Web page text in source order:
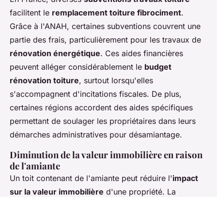
facilitent le remplacement toiture fibrociment.
Grâce à l'ANAH, certaines subventions couvrent une
partie des frais, particulièrement pour les travaux de
rénovation énergétique. Ces aides financières
peuvent alléger considérablement le budget
rénovation toiture, surtout lorsqu'elles
s'accompagnent d'incitations fiscales. De plus,
certaines régions accordent des aides spécifiques
permettant de soulager les propriétaires dans leurs
démarches administratives pour désamiantage.
Diminution de la valeur immobilière en raison
de l'amiante
Un toit contenant de l'amiante peut réduire l'impact
sur la valeur immobilière d'une propriété. La